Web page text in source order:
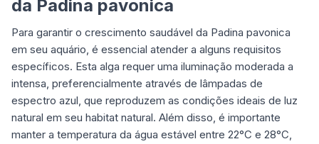
da Padina pavonica
Para garantir o crescimento saudável da Padina pavonica
em seu aquário, é essencial atender a alguns requisitos
específicos. Esta alga requer uma iluminação moderada a
intensa, preferencialmente através de lâmpadas de
espectro azul, que reproduzem as condições ideais de luz
natural em seu habitat natural. Além disso, é importante
manter a temperatura da água estável entre 22°C e 28°C,